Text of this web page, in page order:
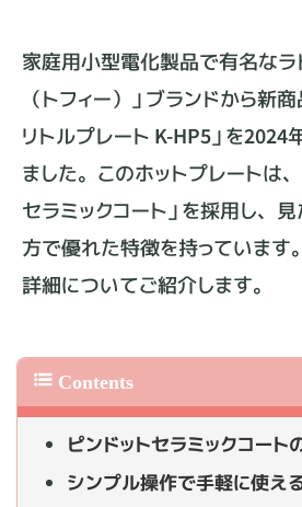
家庭用小型電化製品で有名な
（トフィー）」ブランドから新
リトルプレート K-HP5」を2024
ました。このホットプレートは
セラミックコート」を採用し、
方で優れた特徴を持っていま
詳細についてご紹介します。
ピンドットセラミックコート
シンプル操作で手軽に使え